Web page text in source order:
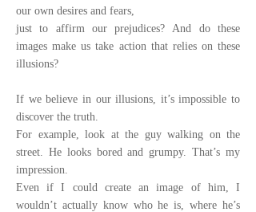
our own desires and fears,
just to affirm our prejudices? And do these
images make us take action that relies on these
illusions?
If we believe in our illusions, it’s impossible to
discover the truth.
For example, look at the guy walking on the
street. He looks bored and grumpy. That’s my
impression.
Even if I could create an image of him, I
wouldn’t actually know who he is, where he’s